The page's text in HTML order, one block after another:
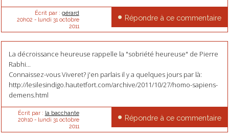
Écrit par : gérard
20h02 - lundi 31 octobre
2011
Répondre à ce commentaire
La décroissance heureuse rappelle la "sobriété heureuse" de Pierre
Rabhi...
Connaissez-vous Viveret? j'en parlais il y a quelques jours par là:
http://lesilesindigo.hautetfort.com/archive/2011/10/27/homo-sapiens-
demens.html
Écrit par : la bacchante
20h10- lundi 31 octobre
2011
Répondre à ce commentaire